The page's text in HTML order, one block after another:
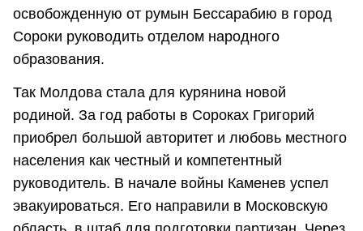
освобожденную от румын Бессарабию в город
Сороки руководить отделом народного
образования.
Так Молдова стала для курянина новой
родиной. За год работы в Сороках Григорий
приобрел большой авторитет и любовь местного
населения как честный и компетентный
руководитель. В начале войны Каменев успел
эвакуироваться. Его направили в Московскую